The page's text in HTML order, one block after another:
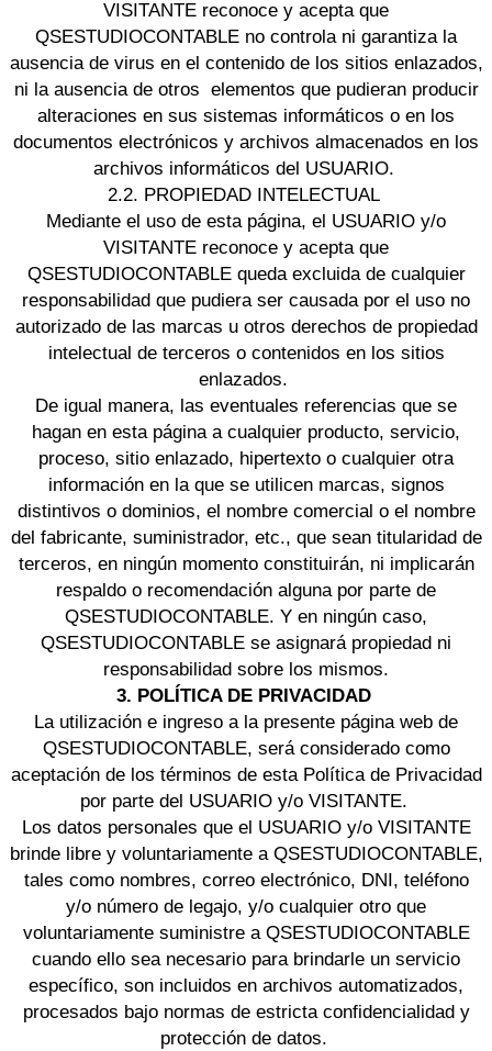
VISITANTE reconoce y acepta que
QSESTUDIOCONTABLE no controla ni garantiza la
ausencia de virus en el contenido de los sitios enlazados,
ni la ausencia de otros elementos que pudieran producir
alteraciones en sus sistemas informáticos o en los
documentos electrónicos y archivos almacenados en los
archivos informáticos del USUARIO.
2.2. PROPIEDAD INTELECTUAL
Mediante el uso de esta página, el USUARIO y/o
VISITANTE reconoce y acepta que
QSESTUDIOCONTABLE queda excluida de cualquier
responsabilidad que pudiera ser causada por el uso no
autorizado de las marcas u otros derechos de propiedad
intelectual de terceros o contenidos en los sitios
enlazados.
De igual manera, las eventuales referencias que se
hagan en esta página a cualquier producto, servicio,
proceso, sitio enlazado, hipertexto o cualquier otra
información en la que se utilicen marcas, signos
distintivos o dominios, el nombre comercial o el nombre
del fabricante, suministrador, etc., que sean titularidad de
terceros, en ningún momento constituirán, ni implicarán
respaldo o recomendación alguna por parte de
QSESTUDIOCONTABLE. Y en ningún caso,
QSESTUDIOCONTABLE se asignará propiedad ni
responsabilidad sobre los mismos.
3. POLÍTICA DE PRIVACIDAD
La utilización e ingreso a la presente página web de
QSESTUDIOCONTABLE, será considerado como
aceptación de los términos de esta Política de Privacidad
por parte del USUARIO y/o VISITANTE.
Los datos personales que el USUARIO y/o VISITANTE
brinde libre y voluntariamente a QSESTUDIOCONTABLE,
tales como nombres, correo electrónico, DNI, teléfono
y/o número de legajo, y/o cualquier otro que
voluntariamente suministre a QSESTUDIOCONTABLE
cuando ello sea necesario para brindarle un servicio
específico, son incluidos en archivos automatizados,
procesados bajo normas de estricta confidencialidad y
protección de datos.